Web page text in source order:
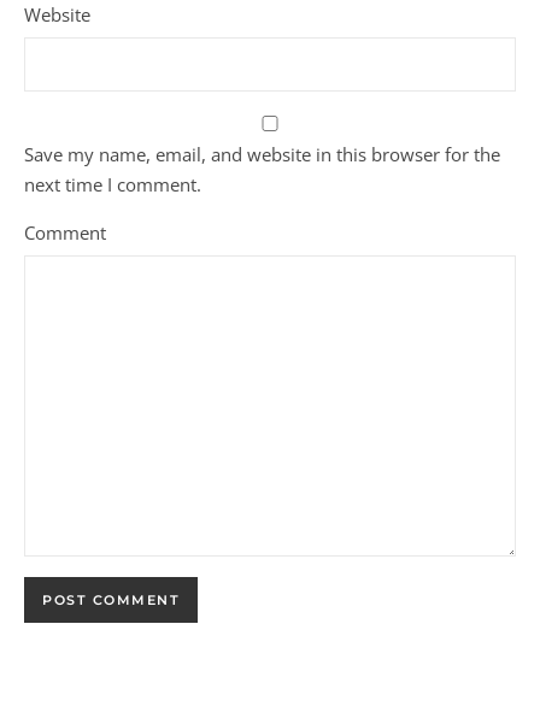
Website
Save my name, email, and website in this browser for the
next time I comment.
Comment